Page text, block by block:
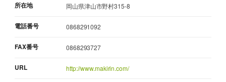
所在地 岡山県津山市野村315-8
電話番号 0868291092
FAX番号 0868293727
URL http://www.makirin.com/